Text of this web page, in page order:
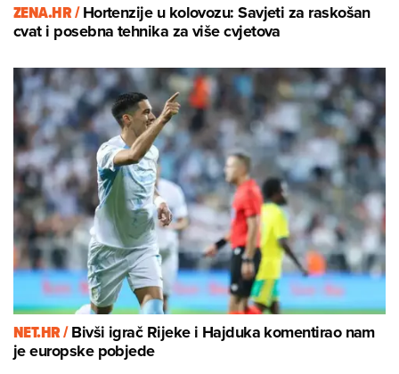
ZENA.HR /Hortenzije u kolovozu: Savjeti za raskošan
cvat i posebna tehnika za više cvjetova
NET.HR /Bivši igrač Rijeke i Hajduka komentirao nam
je europske pobjede